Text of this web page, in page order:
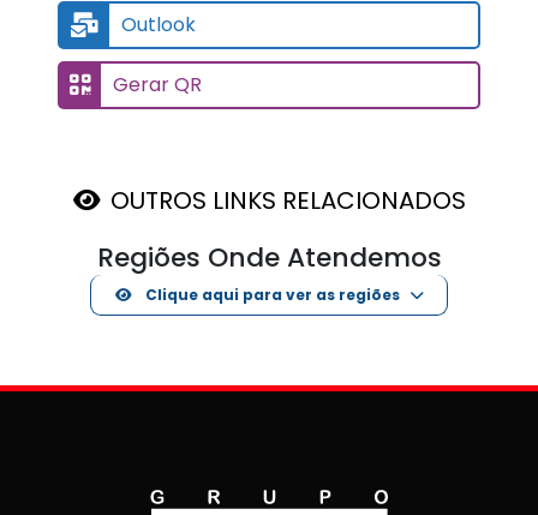
Outlook
Gerar QR
OUTROS LINKS RELACIONADOS
Regiões Onde Atendemos
Clique aqui para ver as regiões